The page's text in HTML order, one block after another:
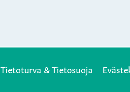
Tietoturva & Tietosuoja